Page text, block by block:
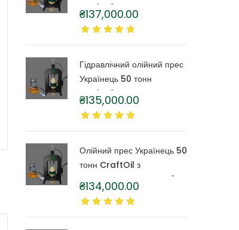
CraftOil з капролоновою
бочкою 6 літрів
₴137,000.00
Гідравлічний олійний прес
Українець 50 тонн
CraftOil з капролоновою
бочкою 4 літри
₴135,000.00
Олійний прес Українець 50
тонн CraftOil з
капролоновою бочкою 3
літри
₴134,000.00